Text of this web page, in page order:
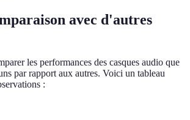
avec d'autres
les performances des casques audio que
par rapport aux autres. Voici un tableau
: